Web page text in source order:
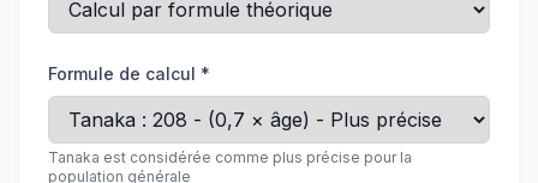
Formule de calcul *
Tanaka est considérée comme plus précise pour la
population générale